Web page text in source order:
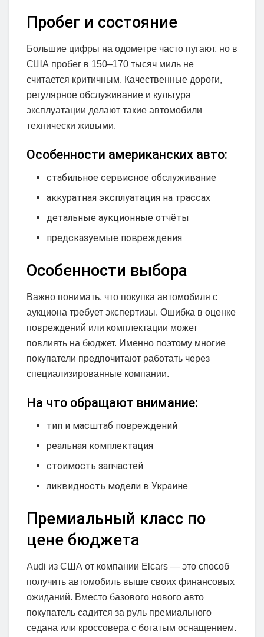
Пробег и состояние
Большие цифры на одометре часто пугают, но в
США пробег в 150–170 тысяч миль не
считается критичным. Качественные дороги,
регулярное обслуживание и культура
эксплуатации делают такие автомобили
технически живыми.
Особенности американских авто:
стабильное сервисное обслуживание
аккуратная эксплуатация на трассах
детальные аукционные отчёты
предсказуемые повреждения
Особенности выбора
Важно понимать, что покупка автомобиля с
аукциона требует экспертизы. Ошибка в оценке
повреждений или комплектации может
повлиять на бюджет. Именно поэтому многие
покупатели предпочитают работать через
специализированные компании.
На что обращают внимание:
тип и масштаб повреждений
реальная комплектация
стоимость запчастей
ликвидность модели в Украине
Премиальный класс по
цене бюджета
Audi из США от компании Elcars — это способ
получить автомобиль выше своих финансовых
ожиданий. Вместо базового нового авто
покупатель садится за руль премиального
седана или кроссовера с богатым оснащением.